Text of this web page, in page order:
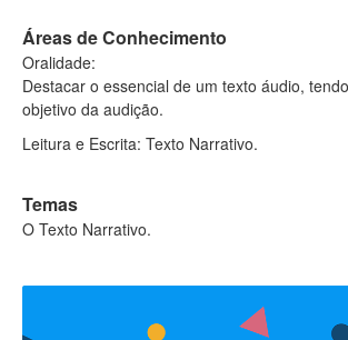
Áreas de Conhecimento
Oralidade:
Destacar o essencial de um texto áudio,
objetivo da audição.
Leitura e Escrita: Texto Narrativo.
Temas
O Texto Narrativo.